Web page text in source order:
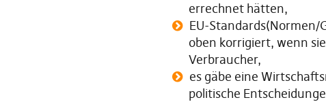
errechnet hätten,
EU-
oben korrigiert, wenn
Verbraucher,
es gäbe eine
politische